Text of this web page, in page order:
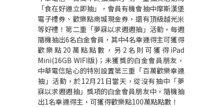
「食在好運立即抽」，會員有機會抽中摩斯漢堡
電子禮券、歡樂點商城現金券，還有頂級越光米
等好禮！第二重「夢寐以求週週抽」活動，每週
隨機抽出6名白金會員，其中4名幸運得主可獲得
歡樂點20萬點點數，另2名則可獲得iPad
Mini(16GB WIFI版)；未獲獎的白金會員朋友，
中華電信貼心的特別設置第三重「百萬歡樂幸運
抽」活動，於12月21日當天，從沒有抽中「夢
寐以求週週抽」獎項的白金會員朋友中，隨機抽
出1名幸運得主，可獲得歡樂點100萬點點數！